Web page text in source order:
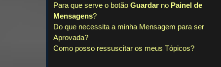
Para que serve o botão Guardar no Painel de
Mensagens?
Do que necessita a minha Mensagem para ser
Aprovada?
Como posso ressuscitar os meus Tópicos?